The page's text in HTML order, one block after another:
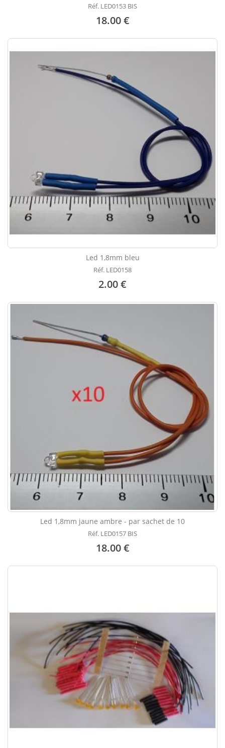
Réf. LED0153 BIS
18.00 €
Led 1,8mm bleu
Réf. LED0158
2.00 €
Led 1,8mm jaune ambre - par sachet de 10
Réf. LED0157 BIS
18.00 €